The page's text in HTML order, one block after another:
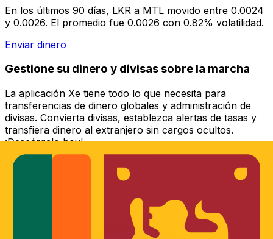
En los últimos 90 días, LKR a MTL movido entre 0.0024
y 0.0026. El promedio fue 0.0026 con 0.82% volatilidad.
Enviar dinero
Gestione su dinero y divisas sobre la marcha
La aplicación Xe tiene todo lo que necesita para
transferencias de dinero globales y administración de
divisas. Convierta divisas, establezca alertas de tasas y
transfiera dinero al extranjero sin cargos ocultos.
¡Descárgalo hoy!